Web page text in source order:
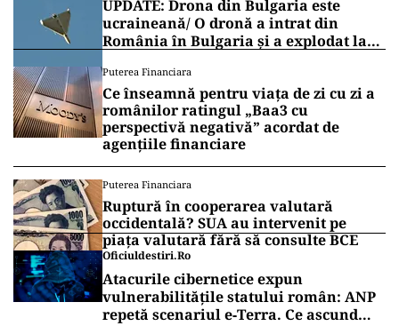
UPDATE: Drona din Bulgaria este
ucraineană/ O dronă a intrat din
România în Bulgaria şi a explodat la
Puterea Financiara
Ce înseamnă pentru viața de zi cu zi a
românilor ratingul „Baa3 cu
perspectivă negativă” acordat de
agențiile financiare
Puterea Financiara
Ruptură în cooperarea valutară
occidentală? SUA au intervenit pe
piața valutară fără să consulte BCE
Oficiuldestiri.ro
Atacurile cibernetice expun
vulnerabilitățile statului român: ANP
repetă scenariul e‑Terra. Ce ascund